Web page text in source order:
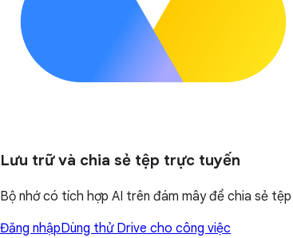
Lưu trữ và chia sẻ tệp trực tuyến
Bộ nhớ có tích hợp AI trên đám mây để chia sẻ
Đăng nhậpDùng thử Drive cho công việc